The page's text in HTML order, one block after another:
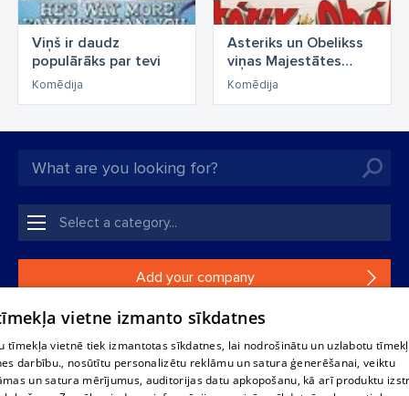
Viņš ir daudz
populārāks par tevi
Komēdija
Asteriks un Obelikss
viņas Majestātes
dienestā
Komēdija
Add your company
If your company is not in our database, please fill in a
Reproduction, or distribution of 1188 database, its parts or the
vietne izmanto sīkdatnes
tīmekļa vietnē tiek izmantotas sīkdatnes, lai nodrošinātu un uzlabotu
darbību., nosūtītu personalizētu reklāmu un satura ģenerēšanai, veiktu
un satura mērījumus, auditorijas datu apkopošanu, kā arī produktu